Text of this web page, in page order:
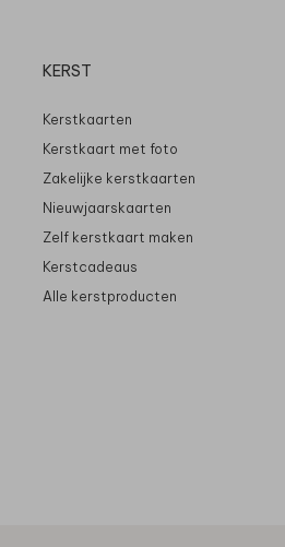
KERST
Kerstkaarten
Kerstkaart met foto
Zakelijke kerstkaarten
Nieuwjaarskaarten
Zelf kerstkaart maken
Kerstcadeaus
Alle kerstproducten